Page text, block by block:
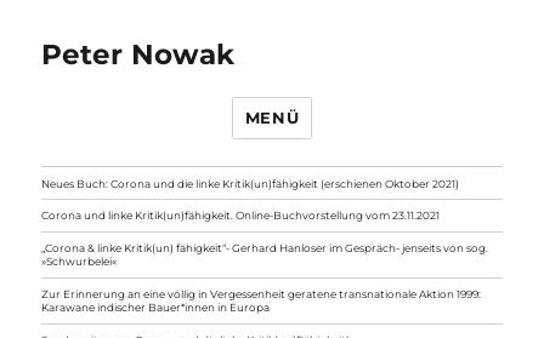
Peter Nowak
MENÜ
Neues Buch: Corona und die linke Kritik(un)fähigkeit (erschienen Oktober 2021)
Corona und linke Kritik(un)fähigkeit. Online-Buchvorstellung vom 23.11.2021
„Corona & linke Kritik(un) fähigkeit“- Gerhard Hanloser im Gespräch- jenseits von sog.
»Schwurbelei«
Zur Erinnerung an eine völlig in Vergessenheit geratene transnationale Aktion 1999:
Karawane indischer Bauer*innen in Europa